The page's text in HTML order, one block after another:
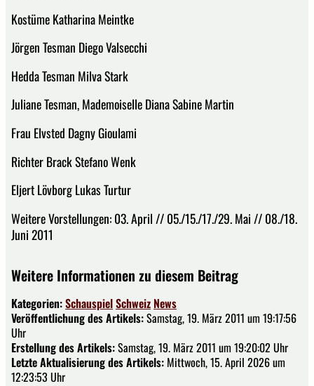
Kostüme Katharina Meintke
Jörgen Tesman Diego Valsecchi
Hedda Tesman Milva Stark
Juliane Tesman, Mademoiselle Diana Sabine Martin
Frau Elvsted Dagny Gioulami
Richter Brack Stefano Wenk
Eljert Lövborg Lukas Turtur
Weitere Vorstellungen: 03. April // 05./15./17./29. Mai // 08./18.
Juni 2011
Weitere Informationen zu diesem Beitrag
Kategorien:SchauspielSchweiz News
Veröffentlichung des Artikels:Samstag, 19. März 2011 um 19:17:56
Uhr
Erstellung des Artikels:Samstag, 19. März 2011 um 19:20:02 Uhr
Letzte Aktualisierung des Artikels: Mittwoch, 15. April 2026 um
12:23:53 Uhr